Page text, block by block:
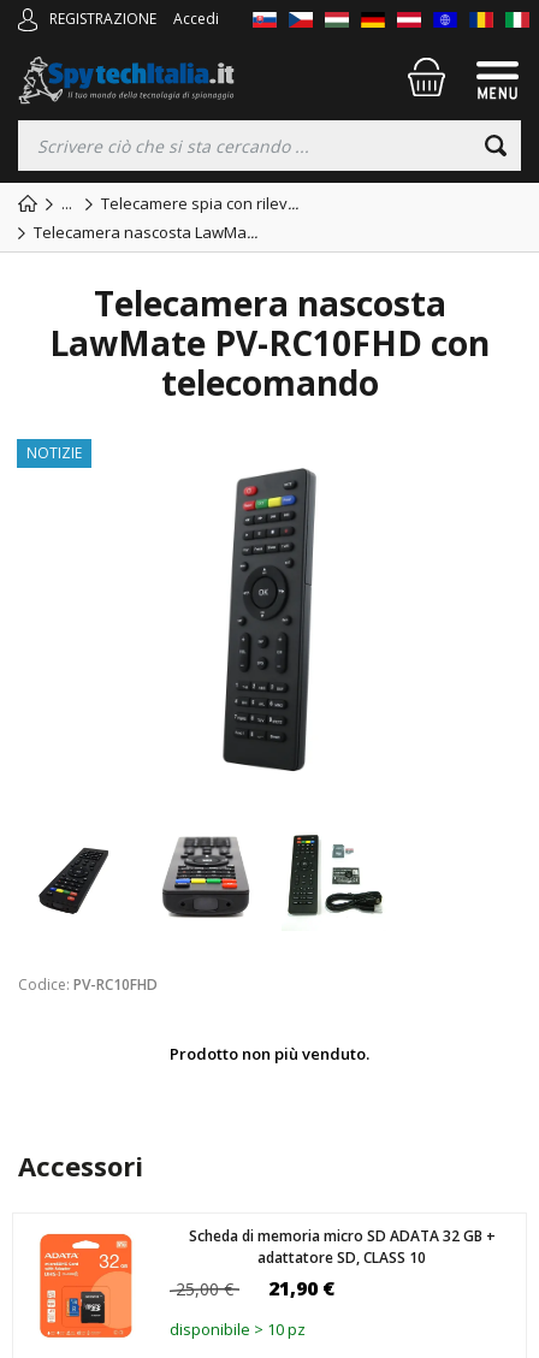
REGISTRAZIONE Accedi
... Telecamere spia con rilev...
Telecamera nascosta LawMa...
Telecamera nascosta
LawMate PV-RC10FHD con
telecomando
NOTIZIE
Codice: PV-RC10FHD
Prodotto non più venduto.
Accessori
Scheda di memoria micro SD ADATA 32 GB +
adattatore SD, CLASS 10
25,00 € 21,90 €
disponibile > 10 pz